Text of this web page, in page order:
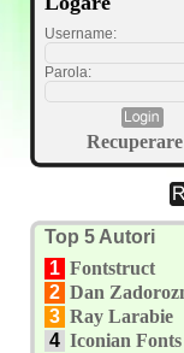
Username:
Parola:
Top 5 Autori
1 Fontstruct
2 Dan
3 Ray Larabie
4 Iconian Fonts